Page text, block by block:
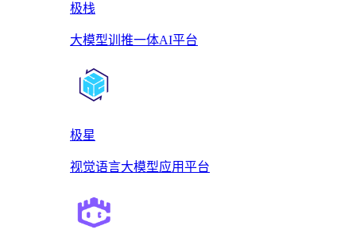
极栈
大模型训推一体AI平台
极星
视觉语言大模型应用平台